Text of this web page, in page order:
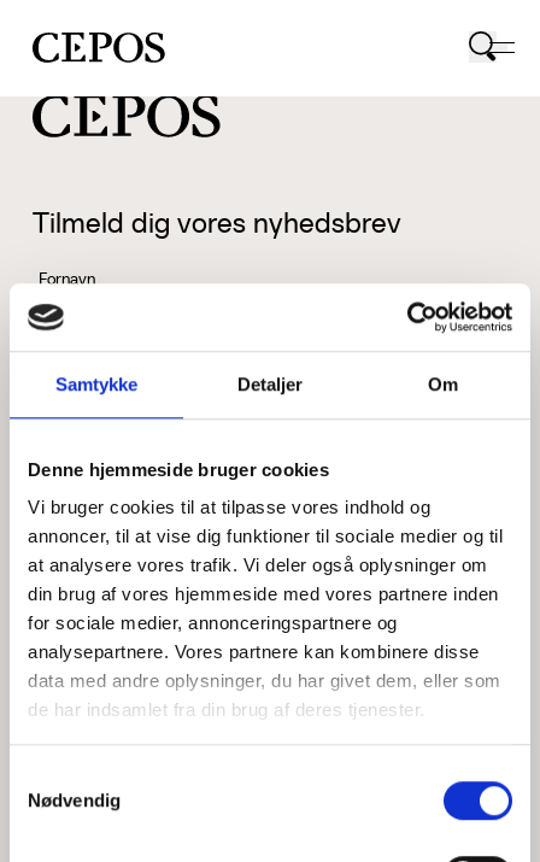
Samtykke Detaljer Om
Denne hjemmeside bruger cookies
Vi bruger cookies til at tilpasse vores indhold og
annoncer, til at vise dig funktioner til sociale medier og til
at analysere vores trafik. Vi deler også oplysninger om
din brug af vores hjemmeside med vores partnere inden
for sociale medier, annonceringspartnere og
analysepartnere. Vores partnere kan kombinere disse
data med andre oplysninger, du har givet dem, eller som
de har indsamlet fra din brug af deres tjenester.
Nødvendig
CEPOS logo
Tilmeld dig vores nyhedsbrev
Fornavn
Efternavn
Jeg accepterer behandlingen af mine personoplysninger i
henhold tilprivatlivspolitikken